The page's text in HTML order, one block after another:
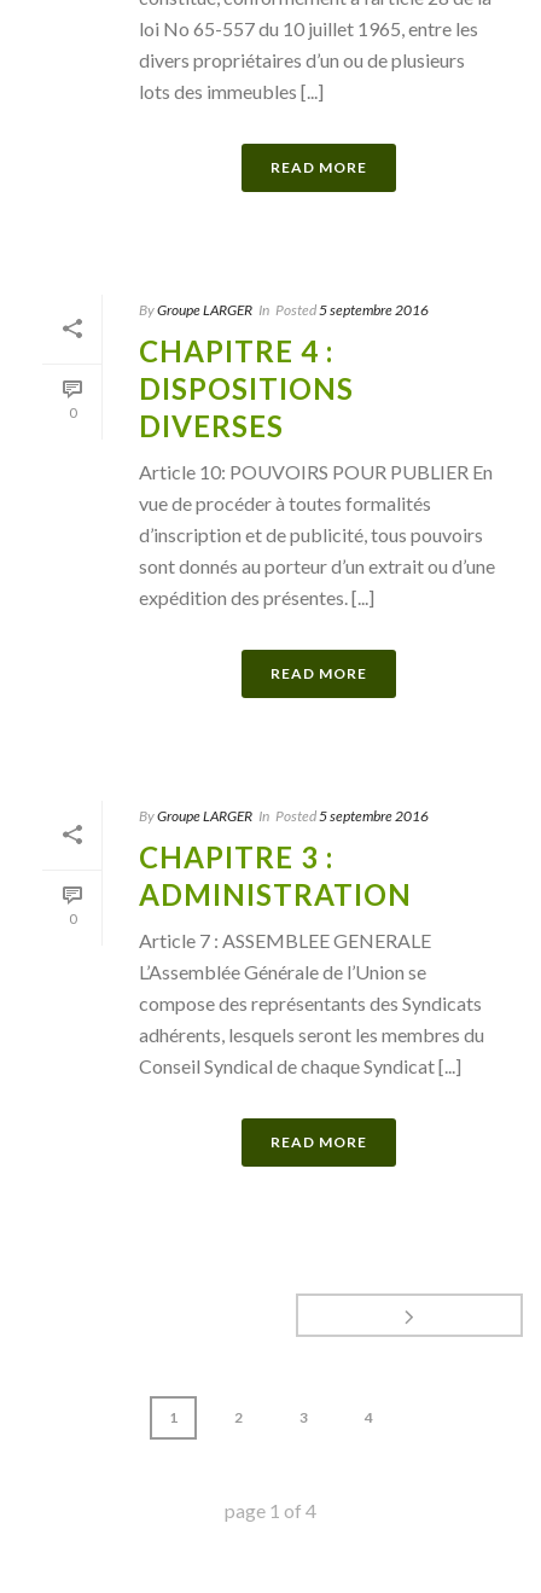
loi No 65-557 du 10 juillet 1965, entre les
divers propriétaires d’un ou de plusieurs
lots des immeubles [...]
READ MORE
0
ByGroupe LARGER In Posted5 septembre 2016
CHAPITRE 4 :
DISPOSITIONS
DIVERSES
Article 10: POUVOIRS POUR PUBLIER En
vue de procéder à toutes formalités
d’inscription et de publicité, tous pouvoirs
sont donnés au porteur d’un extrait ou d’une
expédition des présentes. [...]
READ MORE
0
ByGroupe LARGER In Posted5 septembre 2016
CHAPITRE 3 :
ADMINISTRATION
Article 7 : ASSEMBLEE GENERALE
L’Assemblée Générale de l’Union se
compose des représentants des Syndicats
adhérents, lesquels seront les membres du
Conseil Syndical de chaque Syndicat [...]
READ MORE
1 2 3 4
page 1 of 4